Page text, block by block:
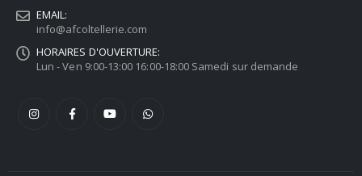
EMAIL:
info@afcoltellerie.com
HORAIRES D'OUVERTURE:
Lun - Ven 9:00-13:00 16:00-18:00 Samedi sur demande